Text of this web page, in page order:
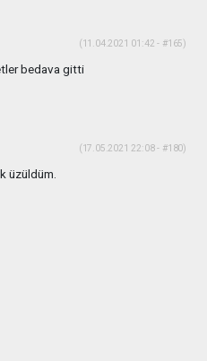
(11.04.2021 01:42 - #165)
bedava gitti
(17.05.2021 22:08 - #180)
üzüldüm.